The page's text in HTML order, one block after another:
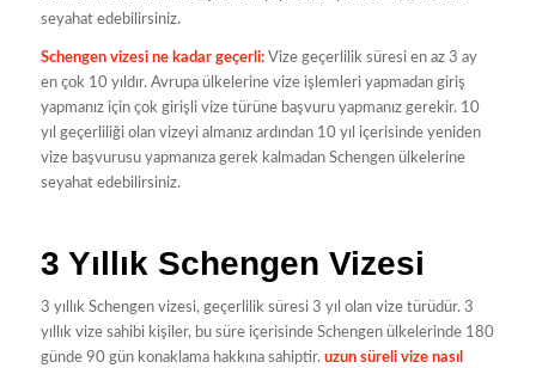
seyahat edebilirsiniz.
Schengen vizesi ne kadar geçerli: Vize geçerlilik süresi en az 3 ay
en çok 10 yıldır. Avrupa ülkelerine vize işlemleri yapmadan giriş
yapmanız için çok girişli vize türüne başvuru yapmanız gerekir. 10
yıl geçerliliği olan vizeyi almanız ardından 10 yıl içerisinde yeniden
vize başvurusu yapmanıza gerek kalmadan Schengen ülkelerine
seyahat edebilirsiniz.
3 Yıllık Schengen Vizesi
3 yıllık Schengen vizesi, geçerlilik süresi 3 yıl olan vize türüdür. 3
yıllık vize sahibi kişiler, bu süre içerisinde Schengen ülkelerinde 180
günde 90 gün konaklama hakkına sahiptir. uzun süreli vize nasıl